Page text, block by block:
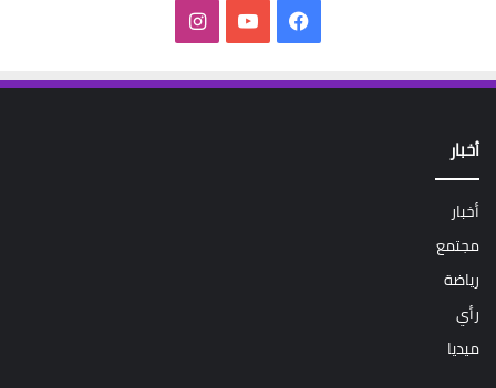
فيسبوك‫YouTubeانستقرام
أخبار
أخبار
مجتمع
رياضة
رأي
ميديا